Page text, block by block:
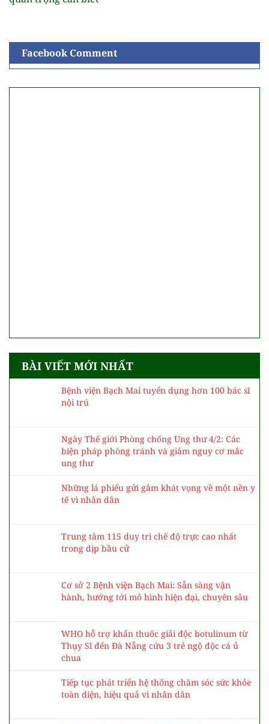
Facebook Comment
BÀI VIẾT MỚI NHẤT
Bệnh viện Bạch Mai tuyển dụng hơn 100 bác sĩ
nội trú
Ngày Thế giới Phòng chống Ung thư 4/2: Các
biện pháp phòng tránh và giảm nguy cơ mắc
ung thư
Những lá phiếu gửi gắm khát vọng về một nền y
tế vì nhân dân
Trung tâm 115 duy trì chế độ trực cao nhất
trong dịp bầu cử
Cơ sở 2 Bệnh viện Bạch Mai: Sẵn sàng vận
hành, hướng tới mô hình hiện đại, chuyên sâu
WHO hỗ trợ khẩn thuốc giải độc botulinum từ
Thụy Sĩ đến Đà Nẵng cứu 3 trẻ ngộ độc cá ủ
chua
Tiếp tục phát triển hệ thống chăm sóc sức khỏe
toàn diện, hiệu quả vì nhân dân